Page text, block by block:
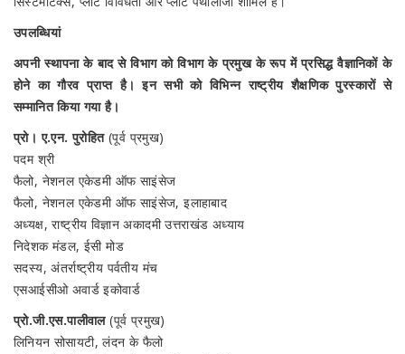
उपलब्धियां
अपनी स्थापना के बाद से विभाग को विभाग के प्रमुख के रूप में प्रसिद्ध वैज्ञानिकों के
होने का गौरव प्राप्त है। इन सभी को विभिन्न राष्ट्रीय शैक्षणिक पुरस्कारों से
सम्मानित किया गया है।
प्रो। ए.एन. पुरोहित(पूर्व प्रमुख)
पदम श्री
फैलो, नेशनल एकेडमी ऑफ साइंसेज
फैलो, नेशनल एकेडमी ऑफ साइंसेज, इलाहाबाद
अध्यक्ष, राष्ट्रीय विज्ञान अकादमी उत्तराखंड अध्याय
निदेशक मंडल, ईसी मोड
सदस्य, अंतर्राष्ट्रीय पर्वतीय मंच
एसआईसीओ अवार्ड इकोवार्ड
प्रो.जी.एस.पालीवाल(पूर्व प्रमुख)
लिनियन सोसायटी, लंदन के फैलो